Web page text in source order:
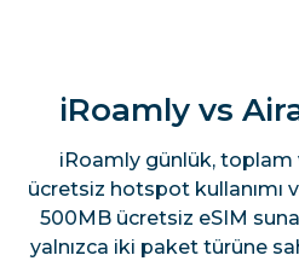
iRoamly vs
iRoamly günlük, toplam
ücretsiz hotspot kullanımı
500MB ücretsiz eSIM
yalnızca iki paket türüne